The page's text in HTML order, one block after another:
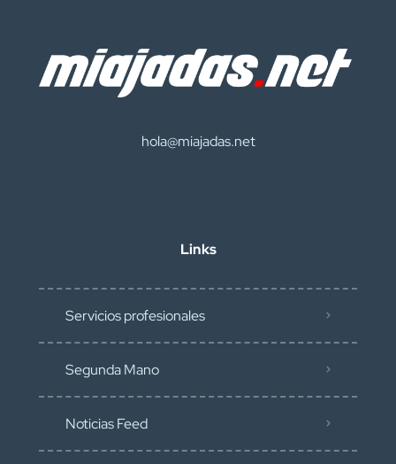
hola@miajadas.net
Links
Servicios profesionales
Segunda Mano
Noticias Feed